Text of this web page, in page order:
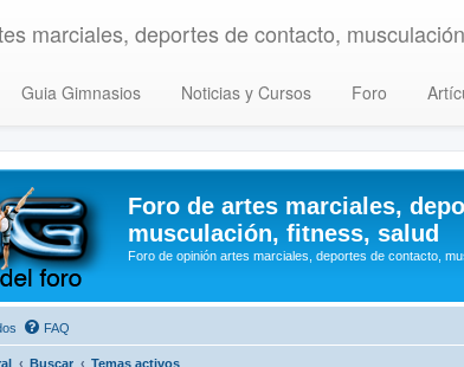
marciales, deportes de contacto,
Guia Gimnasios Noticias y Cursos Foro
Foro de artes marciales,
musculación, fitness, salud
Foro de opinión artes marciales, deportes de contacto,
FAQ
Buscar Temas activos